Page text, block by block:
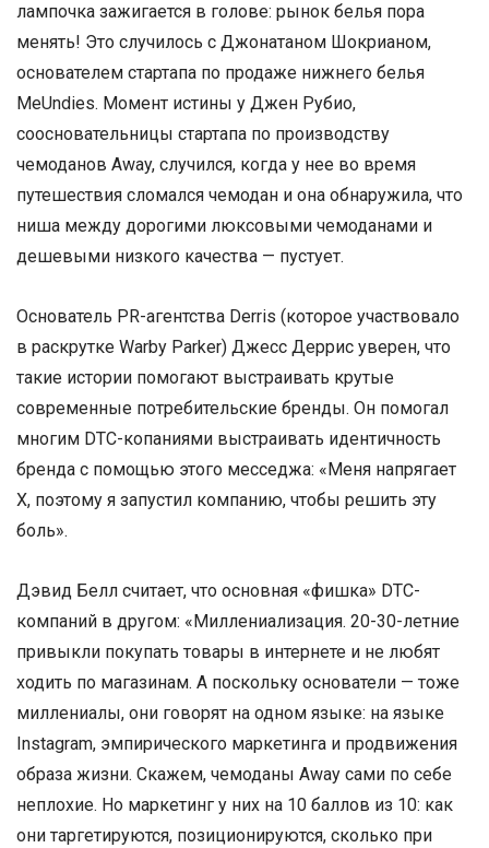
лампочка зажигается в голове: рынок белья пора
менять! Это случилось с Джонатаном Шокрианом,
основателем стартапа по продаже нижнего белья
MeUndies. Момент истины у Джен Рубио,
соосновательницы стартапа по производству
чемоданов Away, случился, когда у нее во время
путешествия сломался чемодан и она обнаружила, что
ниша между дорогими люксовыми чемоданами и
дешевыми низкого качества — пустует.
Основатель PR-агентства Derris (которое участвовало
в раскрутке Warby Parker) Джесс Деррис уверен, что
такие истории помогают выстраивать крутые
современные потребительские бренды. Он помогал
многим DTC-копаниями выстраивать идентичность
бренда с помощью этого месседжа: «Меня напрягает
X, поэтому я запустил компанию, чтобы решить эту
боль».
Дэвид Белл считает, что основная «фишка» DTC-
компаний в другом: «Миллениализация. 20-30-летние
привыкли покупать товары в интернете и не любят
ходить по магазинам. А поскольку основатели — тоже
миллениалы, они говорят на одном языке: на языке
Instagram, эмпирического маркетинга и продвижения
образа жизни. Скажем, чемоданы Away сами по себе
неплохие. Но маркетинг у них на 10 баллов из 10: как
они таргетируются, позиционируются, сколько при